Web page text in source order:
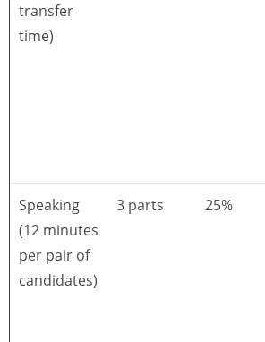
transfer
time)
Speaking
(12 minutes
per pair of
candidates)
3 parts 25%